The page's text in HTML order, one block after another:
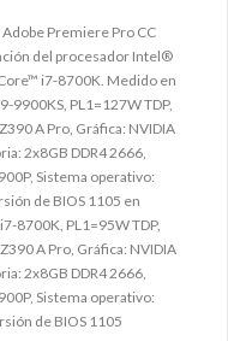
Premiere Pro CC
del procesador Intel®
i7-8700K. Medido en
PL1=127W TDP,
A Pro, Gráfica: NVIDIA
2x8GB DDR4 2666,
Sistema operativo:
de BIOS 1105 en
8700K, PL1=95W TDP,
A Pro, Gráfica: NVIDIA
2x8GB DDR4 2666,
Sistema operativo:
de BIOS 1105